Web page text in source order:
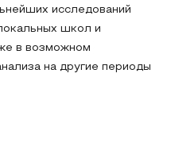
исследований
школ и
в возможном
на другие периоды